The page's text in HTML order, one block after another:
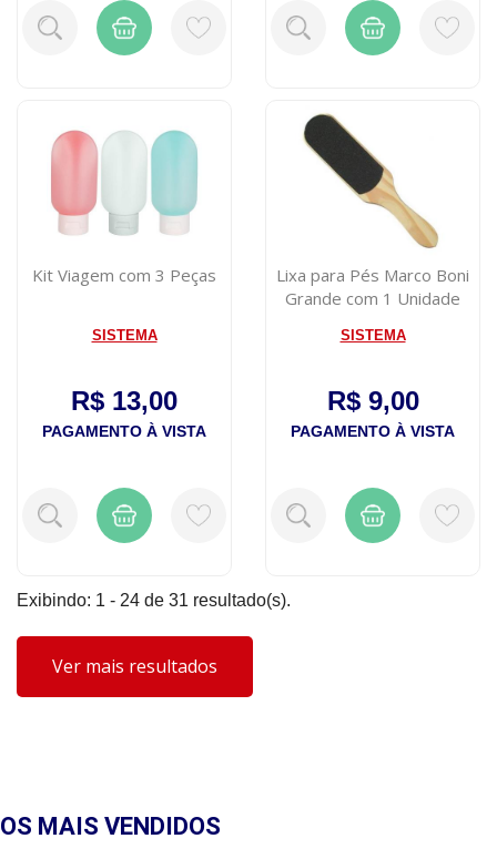
Kit Viagem com 3 Peças
SISTEMA
R$ 13,00
PAGAMENTO À VISTA
Lixa para Pés Marco Boni
Grande com 1 Unidade
SISTEMA
R$ 9,00
PAGAMENTO À VISTA
Exibindo: 1 - 24 de 31 resultado(s).
Ver mais resultados
OS MAIS VENDIDOS